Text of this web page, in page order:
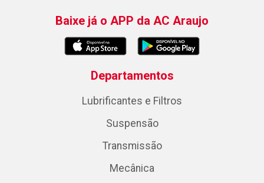
Baixe já o APP da AC Araujo
Departamentos
Lubrificantes e Filtros
Suspensão
Transmissão
Mecânica